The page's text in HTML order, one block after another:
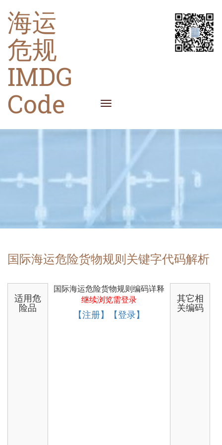
海运
危规
IMDG
Code
国际海运危险货物规则关键字代码解析
适用危
险品
国际海运危险货物规则编码详释
继续浏览需登录
【注册】【登录】
其它相
关编码